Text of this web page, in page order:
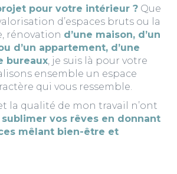
pour votre intérieur ? Que
d’espaces bruts ou la
rénovation d’une maison, d’un
d’un appartement, d’une
bureaux, je suis là pour votre
ensemble un espace
qui vous ressemble.
la qualité de mon travail n’ont
sublimer vos rêves en donnant
mêlant bien-être et